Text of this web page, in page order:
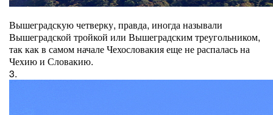
Вышеградскую четверку, правда, иногда называли
Вышеградской тройкой или Вышеградским треугольником,
так как в самом начале Чехословакия еще не распалась на
Чехию и Словакию.
3.